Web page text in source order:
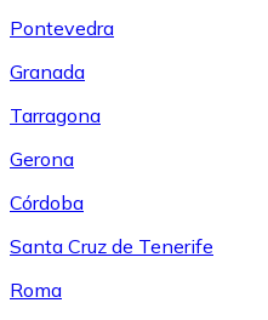
Pontevedra
Granada
Tarragona
Gerona
Córdoba
Santa Cruz de Tenerife
Roma